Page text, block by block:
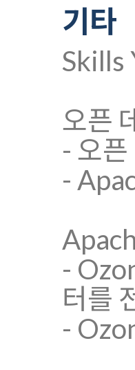
기타
Skills
오픈
- 오
-
-
터를
-